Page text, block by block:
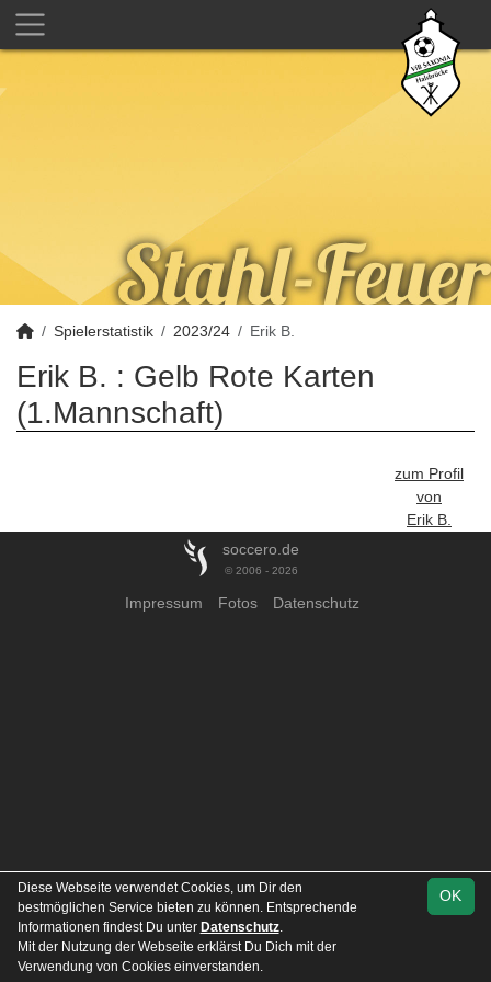
Spielerstatistik 2023/24 Erik B.
Erik B. : Gelb Rote Karten
(1.Mannschaft)
zum Profil
von
Erik B.
soccero.de
© 2006 - 2026
Impressum Fotos Datenschutz
OK
Diese Webseite verwendet Cookies, um Dir den
bestmöglichen Service bieten zu können. Entsprechende
Informationen findest Du unter Datenschutz.
Mit der Nutzung der Webseite erklärst Du Dich mit der
Verwendung von Cookies einverstanden.